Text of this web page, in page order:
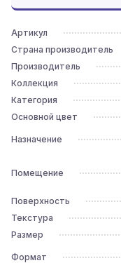
Артикул
Страна производитель
Производитель
Коллекция
Категория
Основной цвет
Назначение
Помещение
Поверхность
Текстура
Размер
Формат